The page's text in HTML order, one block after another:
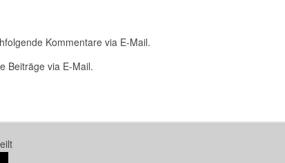
Kommentare via E-Mail.
Beiträge via E-Mail.